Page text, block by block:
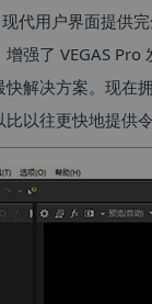
代用户界面提供
强了 VEGAS
解决方案。现在
以往更快地提供